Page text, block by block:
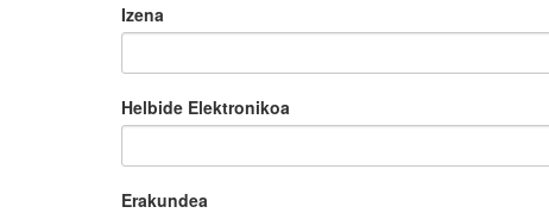
Izena
Helbide Elektronikoa
Erakundea